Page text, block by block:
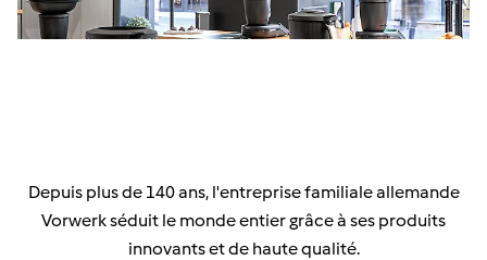
Depuis plus de 140 ans, l'entreprise familiale allemande
Vorwerk séduit le monde entier grâce à ses produits
innovants et de haute qualité.